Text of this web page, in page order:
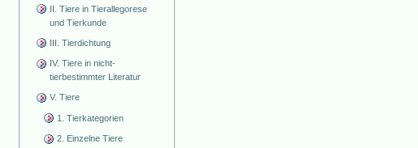
II. Tiere in Tierallegorese
und Tierkunde
III. Tierdichtung
IV. Tiere in nicht-
tierbestimmter Literatur
V. Tiere
1. Tierkategorien
2. Einzelne Tiere